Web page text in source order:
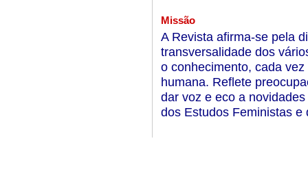
Missão
A Revista afirma-se pela
transversalidade dos
o conhecimento, cada
humana. Reflete
dar voz e eco a
dos Estudos Feministas